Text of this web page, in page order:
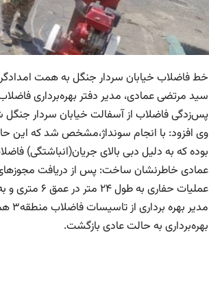
خط فاضلاب خیابان سردار جنگل به همت امدادگران فاضلاب
پس‌زدگی فاضلاب از آسفالت خیابان سردار جنگل
وی افزود: با انجام سونداژ،مشخص شد که این
بوده که به دلیل دبی بالای جریان(انباشتگی)
عمادی خاطرنشان ساخت: پس از دریافت
عملیات حفاری به طول ۲۴ متر در عمق ۶ متری و به روش ترانشه باز به اجرا در آمد.
بهره‌برداری به حالت عادی بازگشت.